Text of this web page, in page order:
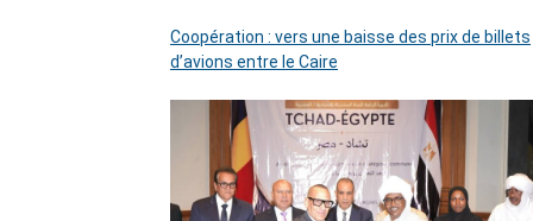
Coopération : vers une baisse des prix de billets
d’avions entre le Caire